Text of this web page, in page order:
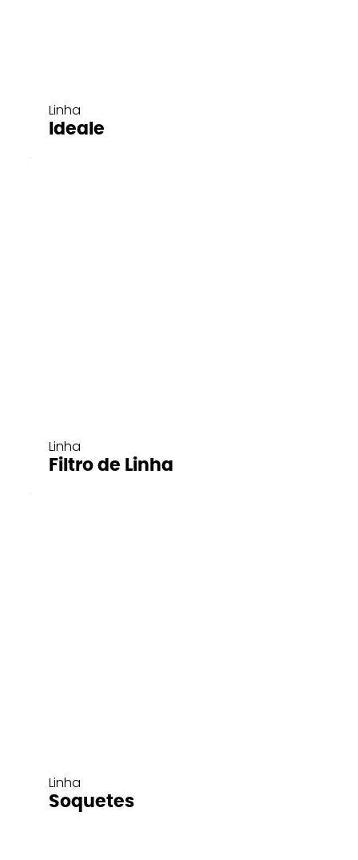
Linha
Ideale
Linha
Filtro de Linha
Linha
Soquetes